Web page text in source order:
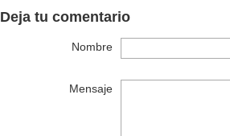
Deja tu comentario
Nombre
Mensaje